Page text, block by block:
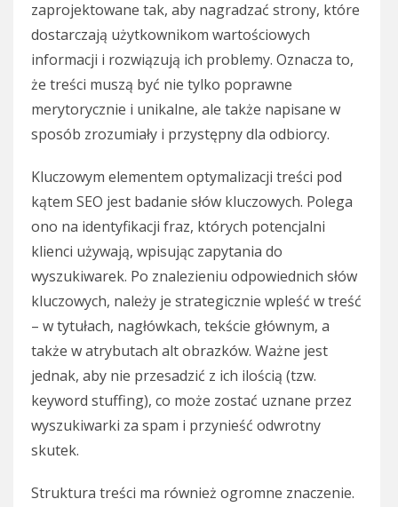
zaprojektowane tak, aby nagradzać strony, które
dostarczają użytkownikom wartościowych
informacji i rozwiązują ich problemy. Oznacza to,
że treści muszą być nie tylko poprawne
merytorycznie i unikalne, ale także napisane w
sposób zrozumiały i przystępny dla odbiorcy.
Kluczowym elementem optymalizacji treści pod
kątem SEO jest badanie słów kluczowych. Polega
ono na identyfikacji fraz, których potencjalni
klienci używają, wpisując zapytania do
wyszukiwarek. Po znalezieniu odpowiednich słów
kluczowych, należy je strategicznie wpleść w treść
– w tytułach, nagłówkach, tekście głównym, a
także w atrybutach alt obrazków. Ważne jest
jednak, aby nie przesadzić z ich ilością (tzw.
keyword stuffing), co może zostać uznane przez
wyszukiwarki za spam i przynieść odwrotny
skutek.
Struktura treści ma również ogromne znaczenie.